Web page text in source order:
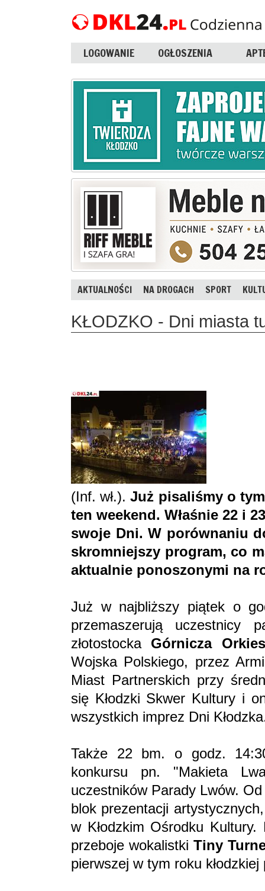
LOGOWANIE OGŁOSZENIA
AKTUALNOŚCI NA DROGACH SPORT
KŁODZKO - Dni miasta
(Inf. wł.).Już pisaliśmy o
ten weekend. Właśnie 22 i
swoje Dni. W porównaniu
skromniejszy program, co
aktualnie ponoszonymi na
Już w najbliższy piątek o
przemaszerują uczestnicy
złotostocka Górnicza
Wojska Polskiego, przez
Miast Partnerskich przy
się Kłodzki Skwer Kultury i
wszystkich imprez Dni
Także 22 bm. o godz.
konkursu pn. "Makieta
uczestników Parady Lwów.
blok prezentacji
w Kłodzkim Ośrodku
przeboje wokalistki Tiny
pierwszej w tym roku